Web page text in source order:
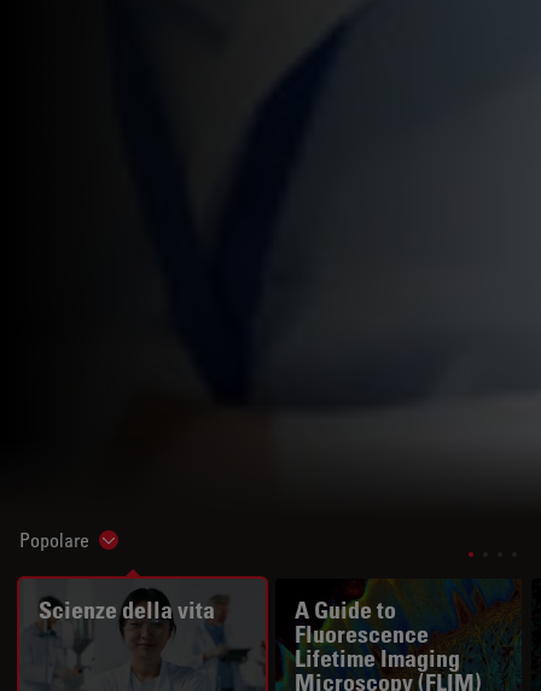
Popolare Show subnavigation
Scienze della vita
A Guide to
Fluorescence
Lifetime Imaging
Microscopy (FLIM)